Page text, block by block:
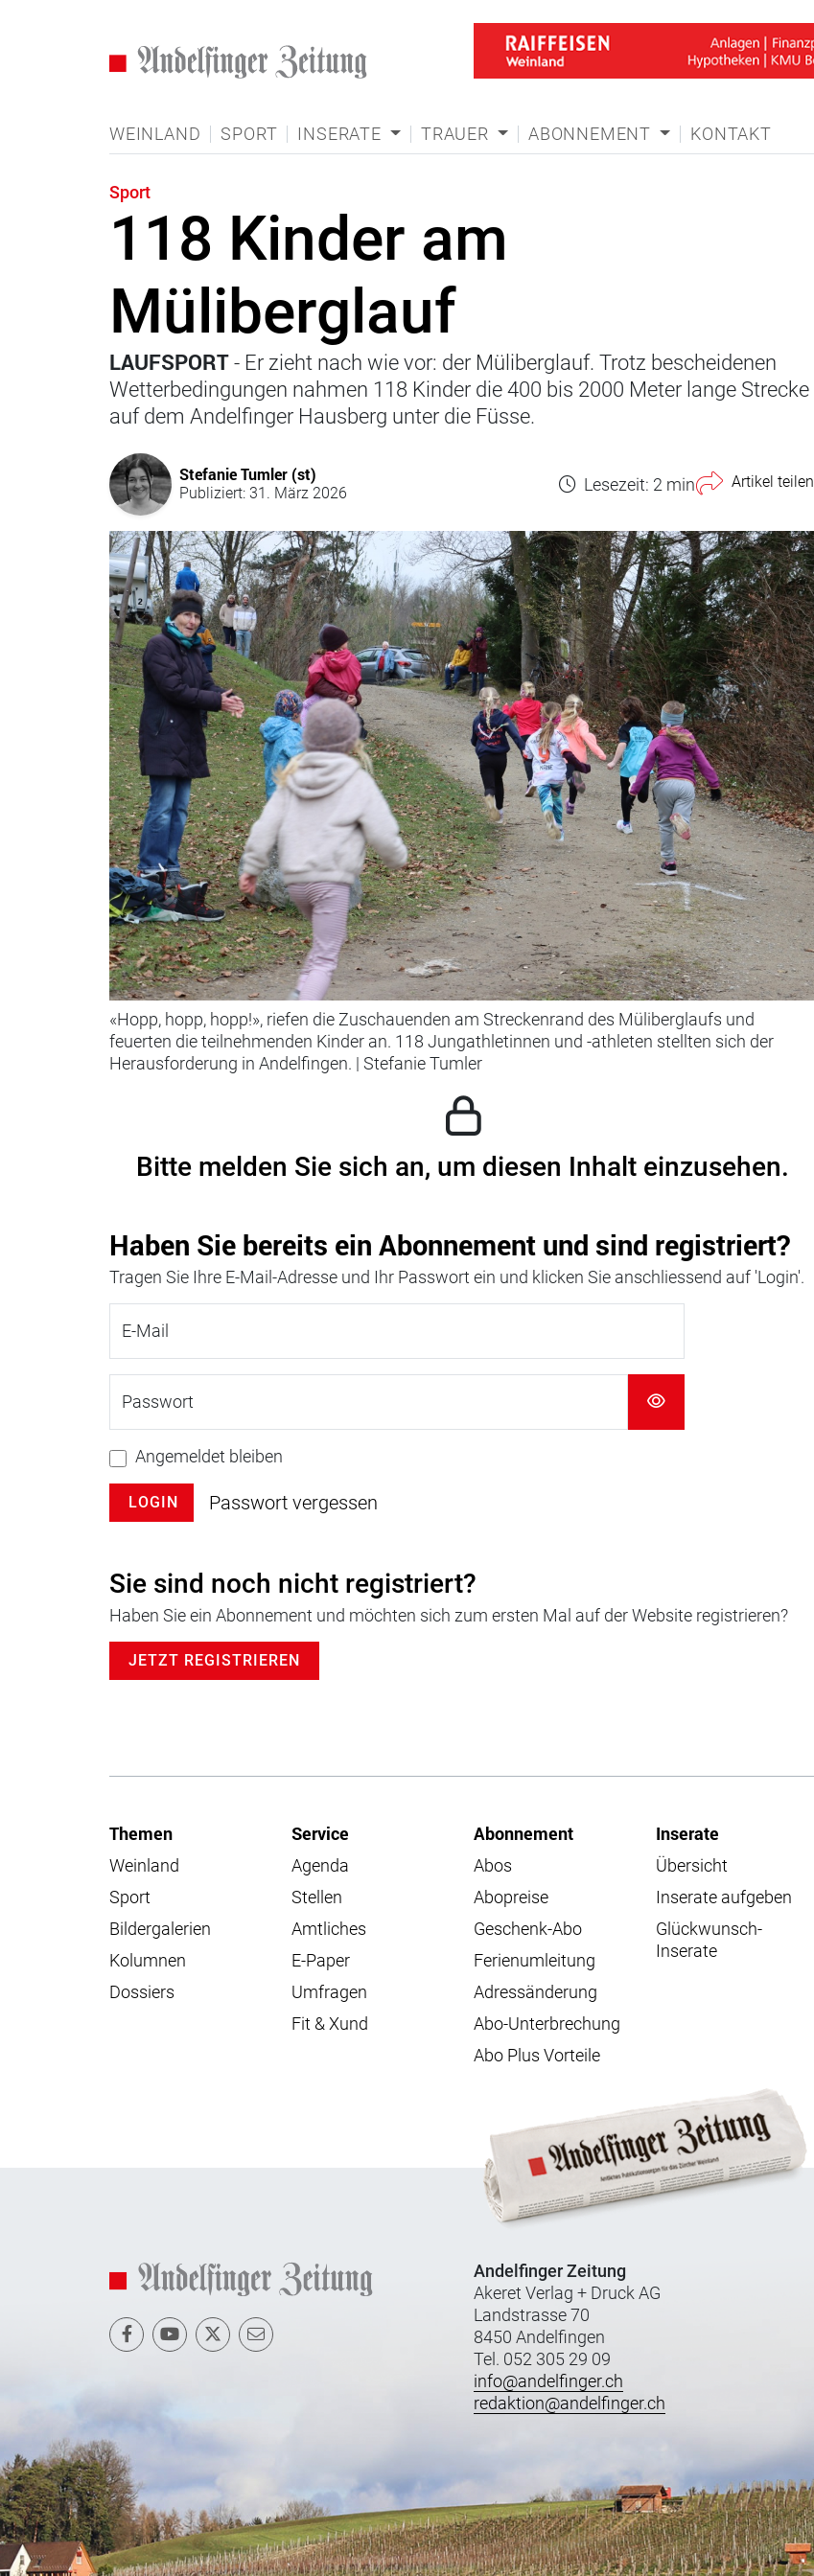
WEINLAND SPORT INSERATE TRAUER ABONNEMENT KONTAKT
Sport
118 Kinder am
Müliberglauf
LAUFSPORT - Er zieht nach wie vor: der Müliberglauf. Trotz bescheidenen
Wetterbedingungen nahmen 118 Kinder die 400 bis 2000 Meter lange Strecke
auf dem Andelfinger Hausberg unter die Füsse.
Stefanie Tumler (st)
Publiziert: 31. März 2026 Lesezeit: 2 min Artikel teilen
«Hopp, hopp, hopp!», riefen die Zuschauenden am Streckenrand des Müliberglaufs und
feuerten die teilnehmenden Kinder an. 118 Jungathletinnen und -athleten stellten sich der
Herausforderung in Andelfingen. | Stefanie Tumler
Bitte melden Sie sich an, um diesen Inhalt einzusehen.
Haben Sie bereits ein Abonnement und sind registriert?
Tragen Sie Ihre E-Mail-Adresse und Ihr Passwort ein und klicken Sie anschliessend auf 'Login'.
E-Mail
Passwort
Angemeldet bleiben
LOGIN Passwort vergessen
Sie sind noch nicht registriert?
Haben Sie ein Abonnement und möchten sich zum ersten Mal auf der Website registrieren?
JETZT REGISTRIEREN
Themen
Weinland
Sport
Bildergalerien
Kolumnen
Dossiers
Service
Agenda
Stellen
Amtliches
E-Paper
Umfragen
Fit & Xund
Abonnement
Abos
Abopreise
Geschenk-Abo
Ferienumleitung
Adressänderung
Abo-Unterbrechung
Abo Plus Vorteile
Inserate
Übersicht
Inserate aufgeben
Glückwunsch-
Inserate
Andelfinger Zeitung
Akeret Verlag + Druck AG
Landstrasse 70
8450 Andelfingen
Tel. 052 305 29 09
info@andelfinger.ch
redaktion@andelfinger.ch